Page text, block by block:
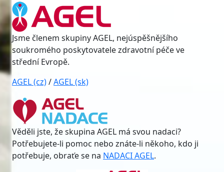
Jsme členem skupiny AGEL, nejúspěšnějšího
soukromého poskytovatele zdravotní péče ve
střední Evropě.
AGEL (cz)/AGEL (sk)
Věděli jste, že skupina AGEL má svou nadaci?
Potřebujete-li pomoc nebo znáte-li někoho, kdo ji
potřebuje, obraťe se na NADACI AGEL.